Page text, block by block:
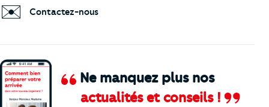
Ne manquez plus nos
actualités et conseils !
✉️ Contactez-nous